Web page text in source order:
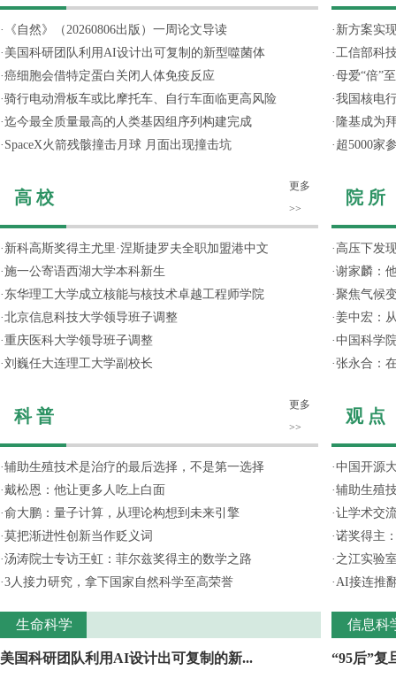
·
《自然》（20260806出版）一周论文导读
· 美国科研团队利用AI设计出可复制的新型噬菌体
·癌细胞会借特定蛋白关闭人体免疫反应
·骑行电动滑板车或比摩托车、自行车面临更高风险
·迄今最全质量最高的人类基因组序列构建完成
· SpaceX火箭残骸撞击月球 月面出现撞击坑
高 校
更多
>>
· 新科高斯奖得主尤里·涅斯捷罗夫全职加盟港中文
·施一公寄语西湖大学本科新生
· 东华理工大学成立核能与核技术卓越工程师学院
·北京信息科技大学领导班子调整
·重庆医科大学领导班子调整
·刘巍任大连理工大学副校长
科 普
更多
>>
·辅助生殖技术是治疗的最后选择，不是第一选择
·戴松恩：他让更多人吃上白面
·俞大鹏：量子计算，从理论构想到未来引擎
·莫把渐进性创新当作贬义词
·汤涛院士专访王虹：菲尔兹奖得主的数学之路
·3人接力研究，拿下国家自然科学至高荣誉
生命科学
美国科研团队利用AI设计出可复制的新...
· 新方案实
·工信部科
·母爱“倍”
·我国核电
· 隆基成为
· 超5000家
院 所
· 高压下发
·谢家麟：
·聚焦气候
·姜中宏：
·中国科学
·张永合：
观 点
·中国开源
·辅助生殖
·让学术交
·诺奖得主
· 之江实验
·AI接连推
信息科
“95后”复